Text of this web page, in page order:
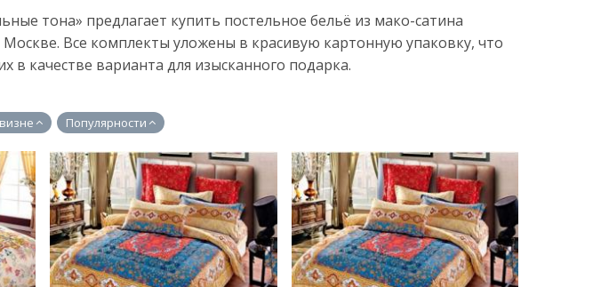
тона» предлагает купить постельное бельё из мако-сатина
Москве. Все комплекты уложены в красивую картонную упаковку, что
в качестве варианта для изысканного подарка.
Популярности